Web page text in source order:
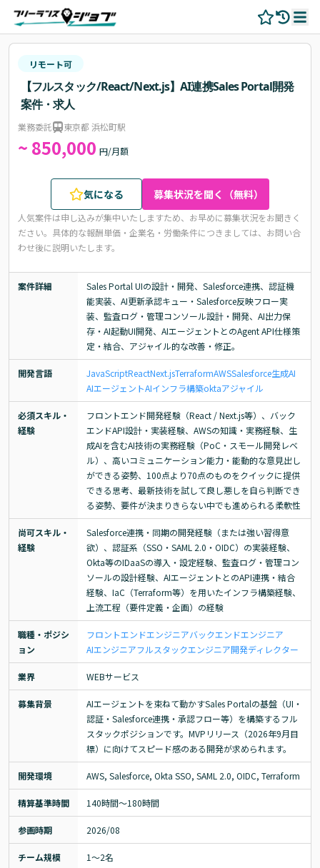
リモート可
【フルスタック/React/Next.js】AI連携Sales Portal開発
案件・求人
業務委託 東京都 浜松町駅
~ 850,000 円/月額
気になる 募集状況を聞く（無料）
人気案件は申し込みが集中いたしますため、お早めに募集状況をお聞きく
ださい。 具体的な報酬単価・企業名・労働条件につきましては、お問い合
わせ後に説明いたします。
案件詳細
Sales Portal UIの設計・開発、Salesforce連携、認証機
能実装、AI更新承認キュー・Salesforce反映フロー実
装、監査ログ・管理コンソール設計・開発、AI出力保
存・AI起動UI開発、AIエージェントとのAgent API仕様策
定・結合、アジャイル的な改善・修正。
開発言語 JavaScriptReactNext.jsTerraformAWSSalesforce生成AI
AIエージェントAIインフラ構築oktaアジャイル
必須スキル・
経験
フロントエンド開発経験（React / Next.js等）、バック
エンドAPI設計・実装経験、AWSの知識・実務経験、生
成AIを含むAI技術の実務経験（PoC・スモール開発レベ
ル）、高いコミュニケーション能力・能動的な意見出し
ができる姿勢、100点より70点のものをクイックに提供
できる思考、最新技術を試して良し悪しを自ら判断でき
る姿勢、要件が決まりきらない中でも進められる柔軟性
尚可スキル・
経験
Salesforce連携・同期の開発経験（または強い習得意
欲）、認証系（SSO・SAML 2.0・OIDC）の実装経験、
Okta等のIDaaSの導入・設定経験、監査ログ・管理コン
ソールの設計経験、AIエージェントとのAPI連携・結合
経験、IaC（Terraform等）を用いたインフラ構築経験、
上流工程（要件定義・企画）の経験
職種・ポジシ
ョン
フロントエンドエンジニアバックエンドエンジニア
AIエンジニアフルスタックエンジニア開発ディレクター
業界 WEBサービス
募集背景
AIエージェントを束ねて動かすSales Portalの基盤（UI・
認証・Salesforce連携・承認フロー等）を構築するフル
スタックポジションです。MVPリリース（2026年9月目
標）に向けてスピード感のある開発が求められます。
開発環境 AWS, Salesforce, Okta SSO, SAML 2.0, OIDC, Terraform
精算基準時間 140時間〜180時間
参画時期 2026/08
チーム規模 1～2名